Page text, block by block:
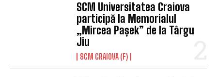
SCM Universitatea Craiova
participă la Memorialul
„Mircea Pașek” de la Târgu
Jiu
SCM CRAIOVA (F)